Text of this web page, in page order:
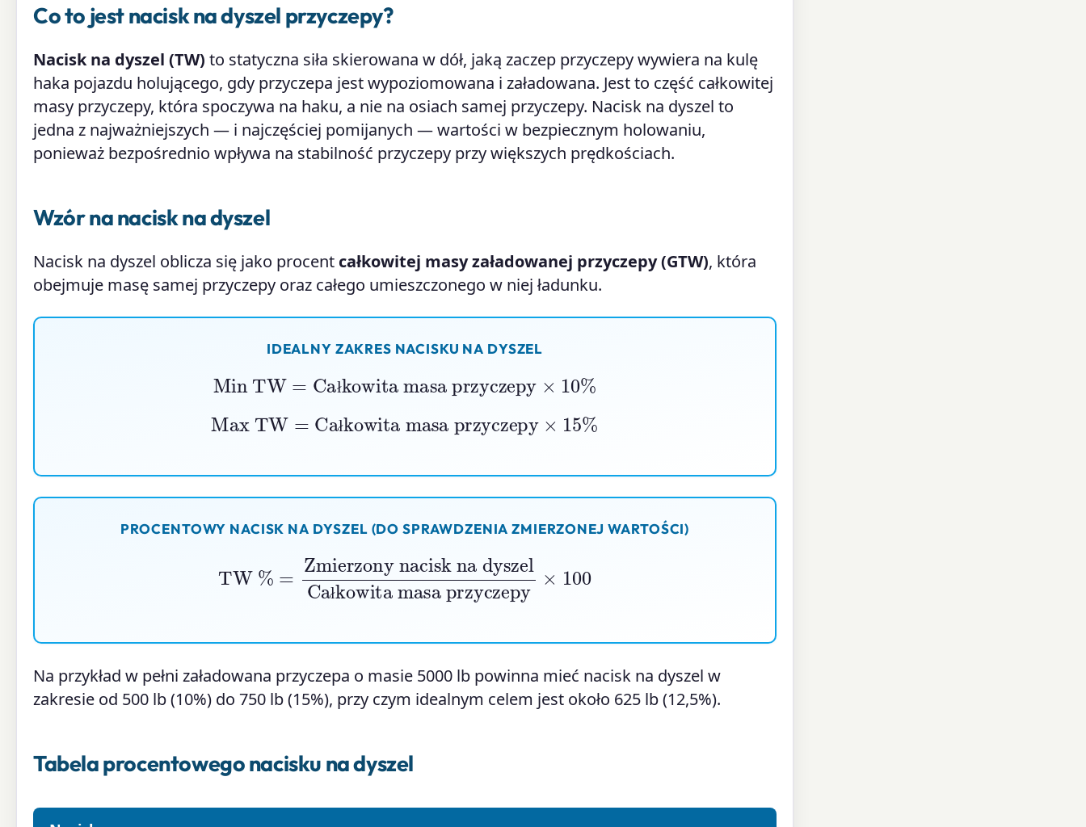
Co to jest nacisk na dyszel przyczepy?
Nacisk na dyszel (TW) to statyczna siła skierowana w dół, jaką zaczep przyczepy wywiera na kulę
haka pojazdu holującego, gdy przyczepa jest wypoziomowana i załadowana. Jest to część całkowitej
masy przyczepy, która spoczywa na haku, a nie na osiach samej przyczepy. Nacisk na dyszel to
jedna z najważniejszych — i najczęściej pomijanych — wartości w bezpiecznym holowaniu,
ponieważ bezpośrednio wpływa na stabilność przyczepy przy większych prędkościach.
Wzór na nacisk na dyszel
Nacisk na dyszel oblicza się jako procent całkowitej masy załadowanej przyczepy (GTW), która
obejmuje masę samej przyczepy oraz całego umieszczonego w niej ładunku.
IDEALNY ZAKRES NACISKU NA DYSZEL
ł
Min TW =Całkowita masa przyczepy ×10%
ł
Max TW Całkowita masa przyczepy ×15%
PROCENTOWY NACISK NA DYSZEL (DO SPRAWDZENIA ZMIERZONEJ WARTOŚCI)
ł
Zmierzony nacisk na dyszelCałkowita masa przyczepy
Na przykład w pełni załadowana przyczepa o masie 5000 lb powinna mieć nacisk na dyszel w
zakresie od 500 lb (10%) do 750 lb (15%), przy czym idealnym celem jest około 625 lb (12,5%).
Tabela procentowego nacisku na dyszel